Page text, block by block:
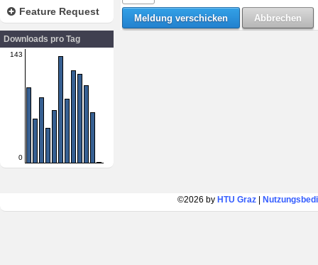
Feature Request
Downloads pro Tag
143
0
©2026 by HTU Graz|